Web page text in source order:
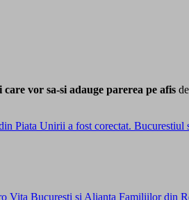
vor sa-si adauge parerea pe afis
Unirii a fost corectat. Bucurestiul
Vita Bucuresti si Alianta Familiilor din